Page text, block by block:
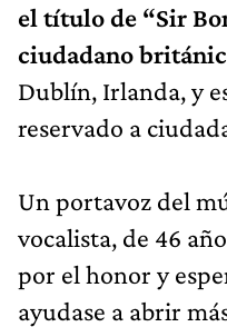
el título de “Sir
ciudadano
Dublín, Irlanda, y
reservado a
Un portavoz del
vocalista, de 46
por el honor y
ayudase a abrir